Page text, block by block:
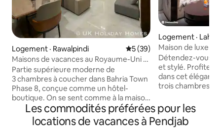
Logement · Rawalpindi Note moyenne de 5 sur 5,
5 (39)
Maisons de vacances au Royaume-Uni •
Portion de luxe 3BR à Bahria
Partie supérieure moderne de
3 chambres à coucher dans Bahria Town
Phase 8, conçue comme un hôtel-
boutique. On se sent comme à la maison
avec une touche moderne et le confort
d'un hôtel 5 ⭐️. 🛌 Chaque chambre
dispose d'un lit king size, d'une salle de
Logement ·
Maison de luxe 3
DHA 5 6 Raya,
Détendez-vous
et stylé. Profitez
dans cet élégant
trois chambres
proximité des
centre
marché Raya. Prenez vos aises grâce à la
Les commodités préférées pour les
locations de vacances à Pendjab